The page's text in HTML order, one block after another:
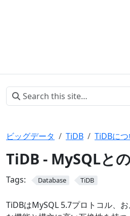
ビッグデータ TiDB TiDBにつ
TiDB - MySQLと
Tags: Database TiDB
TiDBはMySQL 5.7プロトコル、